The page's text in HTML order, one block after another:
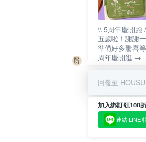
\\ 5周年慶開跑
五歲啦！謝謝
準備好多驚喜
周年慶開逛 →
回覆至
加入綁訂領100
連結 LINE